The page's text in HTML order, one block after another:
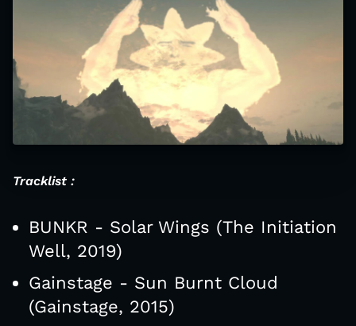
Tracklist :
BUNKR - Solar Wings (The Initiation
Well, 2019)
Gainstage - Sun Burnt Cloud
(Gainstage, 2015)